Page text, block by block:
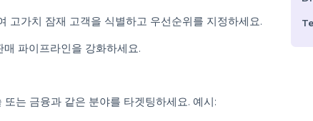
통합하여 LinkedIn과 같은 플랫폼에서 잠재 고객과 연결하
여 의사 결정자와 직접 소통하고 관계를 구축할 확률을 높이